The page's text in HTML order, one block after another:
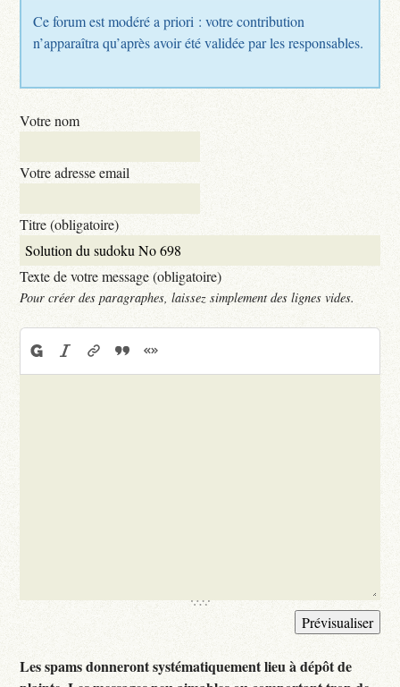
Ce forum est modéré a priori : votre contribution
n’apparaîtra qu’après avoir été validée par les responsables.
Votre nom
Votre adresse email
Titre (obligatoire)
Texte de votre message (obligatoire)
Pour créer des paragraphes, laissez simplement des lignes vides.
Les spams donneront systématiquement lieu à dépôt de